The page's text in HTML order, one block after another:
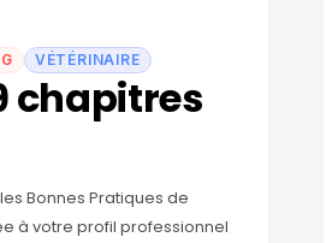
VÉTÉRINAIRE
chapitres
Bonnes Pratiques de
à votre profil professionnel